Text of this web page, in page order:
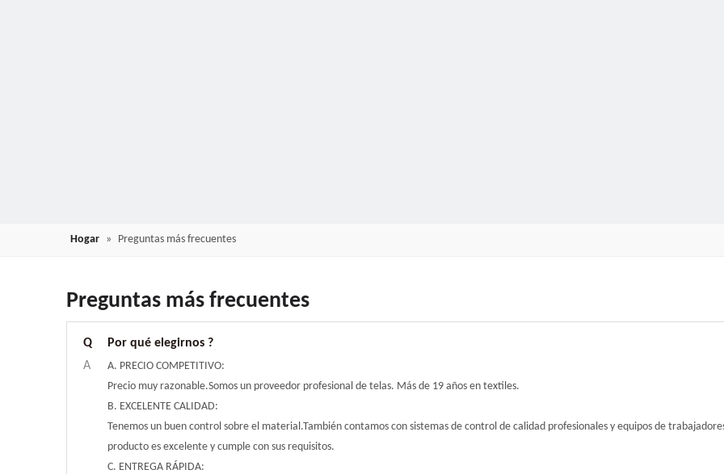
Hogar » Preguntas más frecuentes
Preguntas más frecuentes
Q
Por qué elegirnos ?
A
A. PRECIO COMPETITIVO:
Precio muy razonable.Somos un proveedor profesional de telas. Más de 19 años en textiles.
B. EXCELENTE CALIDAD:
Tenemos un buen control sobre el material.También contamos con sistemas de control de calidad profesionales y equipos de
producto es excelente y cumple con sus requisitos.
C. ENTREGA RÁPIDA: